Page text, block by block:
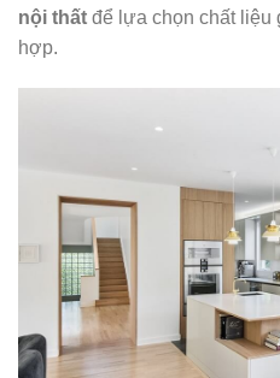
nội thất để lựa chọn chất liệu
hợp.